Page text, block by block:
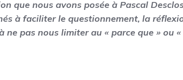
que nous avons posée à Pascal
à faciliter le questionnement, la
pas nous limiter au « parce que » ou «